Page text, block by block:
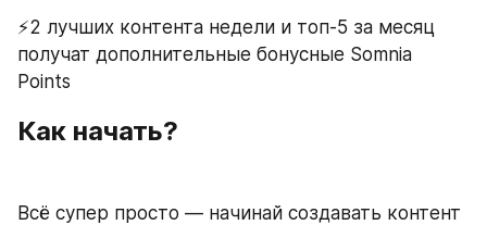
⚡️2 лучших контента недели и топ-5 за месяц
получат дополнительные бонусные Somnia
Points
Как начать?
Всё супер просто — начинай создавать контент